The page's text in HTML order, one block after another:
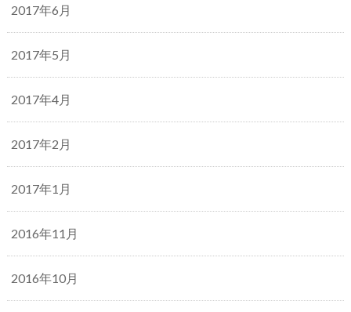
2017年6月
2017年5月
2017年4月
2017年2月
2017年1月
2016年11月
2016年10月